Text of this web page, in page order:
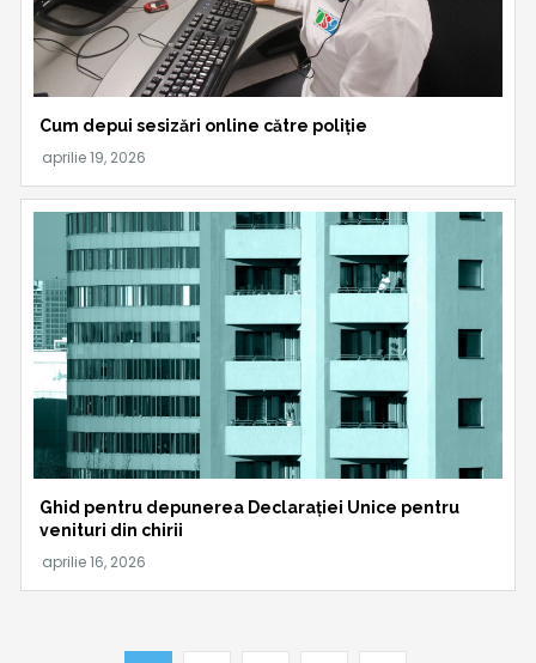
Cum depui sesizări online către poliție
Ghid pentru depunerea Declarației Unice pentru
venituri din chirii